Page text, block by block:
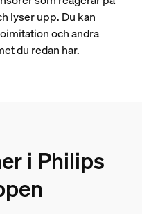
lyser upp. Du kan
och andra
du redan har.
i Philips